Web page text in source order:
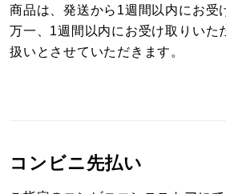
商品は、発送から1週間以内にお受
万一、1週間以内にお受け取りいた
扱いとさせていただきます。
コンビニ先払い